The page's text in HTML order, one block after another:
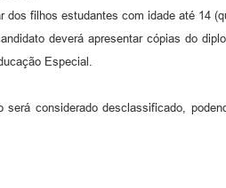
filhos estudantes com idade até 14
deverá apresentar cópias do
Especial.
considerado desclassificado,